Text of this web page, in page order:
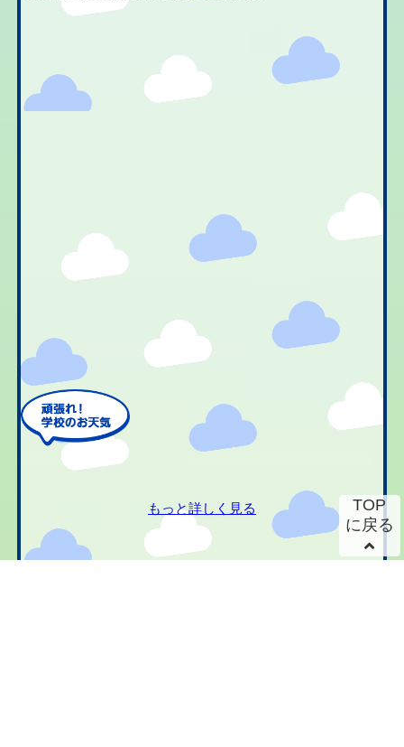
もっと詳しく見る
TOP
に戻る